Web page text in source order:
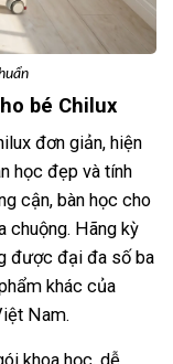
bé Chilux
đơn giản, hiện
học đẹp và tính
cận, bàn học cho
chuộng. Hãng kỳ
được đại đa số ba
khác của
Nam.